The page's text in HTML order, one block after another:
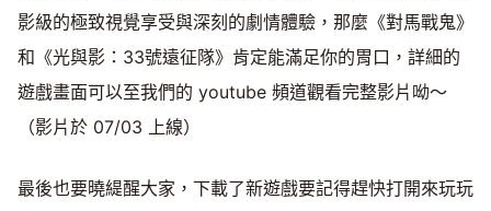
影級的極致視覺享受與深刻的劇情體驗，那麼《對馬戰鬼》
和《光與影：33號遠征隊》肯定能滿足你的胃口，詳細的
遊戲畫面可以至我們的 youtube 頻道觀看完整影片呦～
（影片於 07/03 上線）
最後也要曉緹醒大家，下載了新遊戲要記得趕快打開來玩玩